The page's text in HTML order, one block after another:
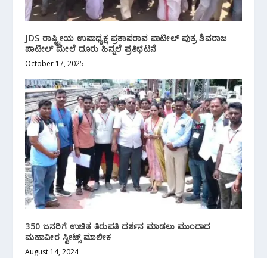
JDS ರಾಷ್ಟ್ರೀಯ ಉಪಾಧ್ಯಕ್ಷ ಪ್ರತಾಪರಾವ ಪಾಟೀಲ್ ಪುತ್ರ ಶಿವರಾಜ
ಪಾಟೀಲ್ ಮೇಲೆ ದೂರು ಹಿನ್ನಲೆ ಪ್ರತಿಭಟನೆ
October 17, 2025
350 ಜನರಿಗೆ ಉಚಿತ ತಿರುಪತಿ ದರ್ಶನ‌ ಮಾಡಲು‌ ಮುಂದಾದ
ಮಹಾವೀರ ಸ್ವೀಟ್ಸ್ ಮಾಲೀಕ
August 14, 2024